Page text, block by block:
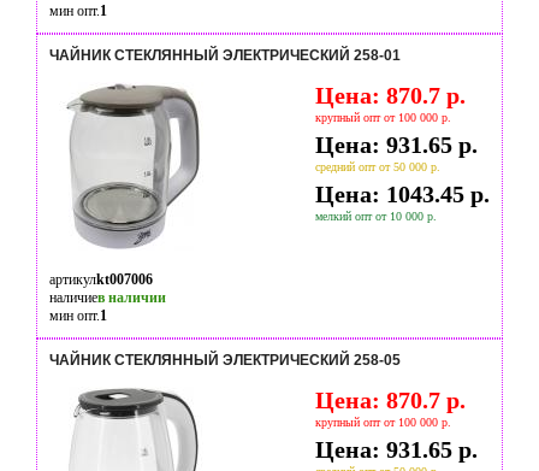
мин опт.1
ЧАЙНИК СТЕКЛЯННЫЙ ЭЛЕКТРИЧЕСКИЙ 258-01
Цена: 870.7 р.
крупный опт от 100 000 р.
Цена: 931.65 р.
средний опт от 50 000 р.
Цена: 1043.45 р.
мелкий опт от 10 000 р.
артикулkt007006
наличиев наличии
мин опт.1
ЧАЙНИК СТЕКЛЯННЫЙ ЭЛЕКТРИЧЕСКИЙ 258-05
Цена: 870.7 р.
крупный опт от 100 000 р.
Цена: 931.65 р.